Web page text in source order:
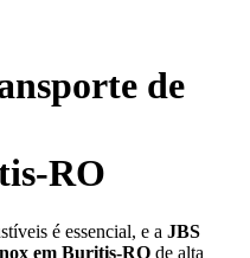
de
RO
é essencial, e a JBS
em Buritis-RO de alta